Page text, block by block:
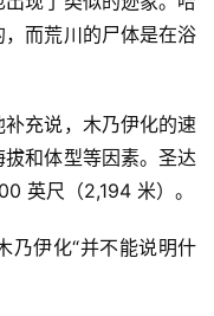
而荒川的尸体是在浴
充说，木乃伊化的速
和体型等因素。圣达
英尺（2,194 米）。
乃伊化“并不能说明什